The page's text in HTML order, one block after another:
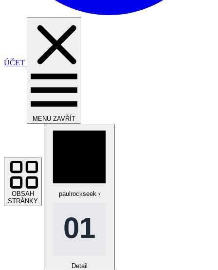
ÚČET
MENU ZAVŘÍT
OBSAH
STRÁNKY
paulrockseek ›
Detail